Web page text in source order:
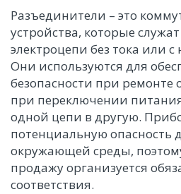
Разъединители – это
устройства, которые
электроцепи без тока или
Они используются для
безопасности при ремонте
при переключении
одной цепи в другую.
потенциальную опасность
окружающей среды,
продажу организуется
соответствия.